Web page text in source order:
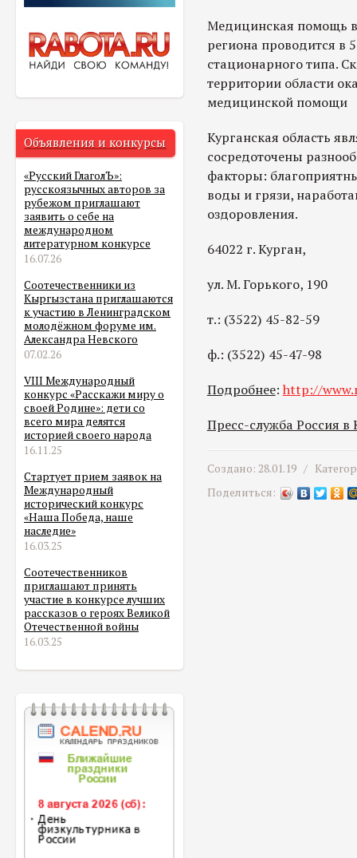
Объявления и конкурсы
«Русский ГлаголЪ»:
русскоязычных авторов за
рубежом приглашают
заявить о себе на
международном
литературном конкурсе
16.07.26
Соотечественники из
Кыргызстана приглашаются
к участию в Ленинградском
молодёжном форуме им.
Александра Невского
07.02.26
VIII Международный
конкурс «Расскажи миру о
своей Родине»: дети со
всего мира делятся
историей своего народа
16.11.25
Стартует прием заявок на
Международный
исторический конкурс
«Наша Победа, наше
наследие»
16.03.25
Соотечественников
приглашают принять
участие в конкурсе лучших
рассказов о героях Великой
Отечественной войны
16.03.25
Медицинская помощь
региона проводится в
стационарного типа.
территории области
медицинской помощи
Курганская область
сосредоточены
факторы:
воды и грязи,
оздоровления.
64022 г. Курган,
ул. М. Горького, 190
т.: (3522) 45-82-59
ф.: (3522) 45-47-98
Подробнее: http://
Пресс-служба Россия в
Создано: 28.01.19 /
Поделиться: